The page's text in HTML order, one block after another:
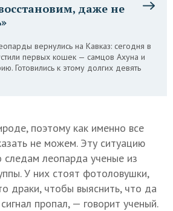
даже не
вернулись на Кавказ: сегодня в
первых кошек — самцов Ахуна и
Готовились к этому долгих девять
поэтому как именно все
не можем. Эту ситуацию
следам леопарда ученые из
У них стоят фотоловушки,
драки, чтобы выяснить, что да
пропал, — говорит ученый.